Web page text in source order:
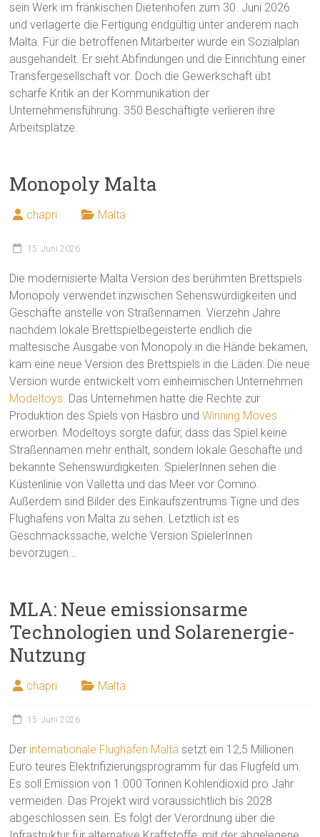
sein Werk im fränkischen Dietenhofen zum 30. Juni 2026
und verlagerte die Fertigung endgültig unter anderem nach
Malta. Für die betroffenen Mitarbeiter wurde ein Sozialplan
ausgehandelt. Er sieht Abfindungen und die Einrichtung einer
Transfergesellschaft vor. Doch die Gewerkschaft übt
scharfe Kritik an der Kommunikation der
Unternehmensführung. 350 Beschäftigte verlieren ihre
Arbeitsplätze.
Monopoly Malta
chapri Malta
15. Juni 2026
Die modernisierte Malta Version des berühmten Brettspiels
Monopoly verwendet inzwischen Sehenswürdigkeiten und
Geschäfte anstelle von Straßennamen. Vierzehn Jahre
nachdem lokale Brettspielbegeisterte endlich die
maltesische Ausgabe von Monopoly in die Hände bekamen,
kam eine neue Version des Brettspiels in die Läden: Die neue
Version wurde entwickelt vom einheimischen Unternehmen
Modeltoys. Das Unternehmen hatte die Rechte zur
Produktion des Spiels von Hasbro undWinning Moves
erworben. Modeltoys sorgte dafür, dass das Spiel keine
Straßennamen mehr enthält, sondern lokale Geschäfte und
bekannte Sehenswürdigkeiten. SpielerInnen sehen die
Küstenlinie von Valletta und das Meer vor Comino.
Außerdem sind Bilder des Einkaufszentrums Tigne und des
Flughafens von Malta zu sehen. Letztlich ist es
Geschmackssache, welche Version SpielerInnen
bevorzugen…
MLA: Neue emissionsarme
Technologien und Solarenergie-
Nutzung
chapri Malta
15. Juni 2026
Der internationale Flughafen Malta setzt ein 12,5 Millionen
Euro teures Elektrifizierungsprogramm für das Flugfeld um.
Es soll Emission von 1.000 Tonnen Kohlendioxid pro Jahr
vermeiden. Das Projekt wird voraussichtlich bis 2028
abgeschlossen sein. Es folgt der Verordnung über die